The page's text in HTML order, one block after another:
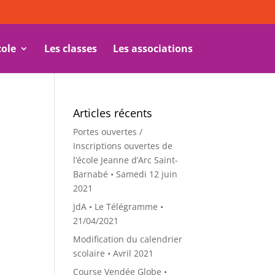
Les classes Les associations
Articles récents
Portes ouvertes /
Inscriptions ouvertes de
l’école Jeanne d’Arc Saint-
Barnabé • Samedi 12 juin
2021
JdA • Le Télégramme •
21/04/2021
Modification du calendrier
scolaire • Avril 2021
Course Vendée Globe •